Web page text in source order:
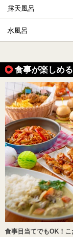
露天風呂
水風呂
食事が楽しめ
食事目当てでもOK！